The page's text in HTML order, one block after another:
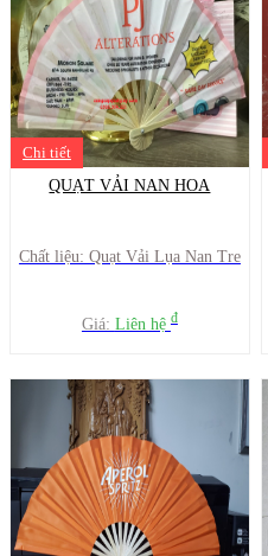
Chi tiết
QUẠT VẢI NAN HOA
Chất liệu: Quạt Vải Lụa Nan Tre
Giá: Liên hệ đ